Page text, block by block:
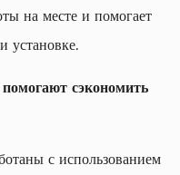
на месте и помогает
установке.
сэкономить
с использованием